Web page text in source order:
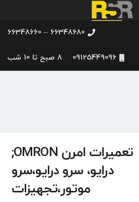
66348680 – 66348660
09125449096 8 صبح تا 10 شب
تعمیرات امرن OMRON;
درایو، سرو درایو،سرو
موتور،تجهیزات